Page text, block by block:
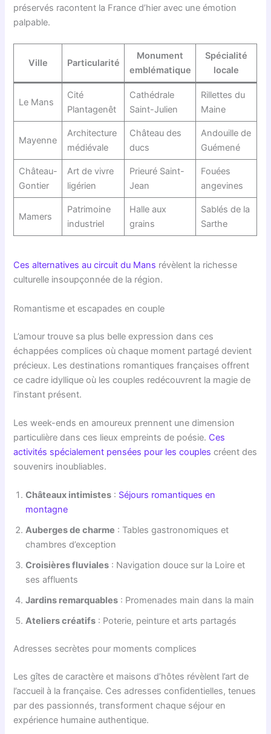
préservés racontent la France d’hier avec une émotion
palpable.
Ville Particularité
Monument
emblématique
Spécialité
locale
Le Mans
Cité
Plantagenêt
Cathédrale
Saint-Julien
Rillettes du
Maine
Mayenne
Architecture
médiévale
Château des
ducs
Andouille de
Guémené
Château-
Gontier
Art de vivre
ligérien
Prieuré Saint-
Jean
Fouées
angevines
Mamers
Patrimoine
industriel
Halle aux
grains
Sablés de la
Sarthe
Ces alternatives au circuit du Mans révèlent la richesse
culturelle insoupçonnée de la région.
Romantisme et escapades en couple
L’amour trouve sa plus belle expression dans ces
échappées complices où chaque moment partagé devient
précieux. Les destinations romantiques françaises offrent
ce cadre idyllique où les couples redécouvrent la magie de
l’instant présent.
Les week-ends en amoureux prennent une dimension
particulière dans ces lieux empreints de poésie. Ces
activités spécialement pensées pour les couples créent des
souvenirs inoubliables.
Châteaux intimistes : Séjours romantiques en
montagne
Auberges de charme : Tables gastronomiques et
chambres d’exception
Croisières fluviales : Navigation douce sur la Loire et
ses affluents
Jardins remarquables : Promenades main dans la main
Ateliers créatifs : Poterie, peinture et arts partagés
Adresses secrètes pour moments complices
Les gîtes de caractère et maisons d’hôtes révèlent l’art de
l’accueil à la française. Ces adresses confidentielles, tenues
par des passionnés, transforment chaque séjour en
expérience humaine authentique.